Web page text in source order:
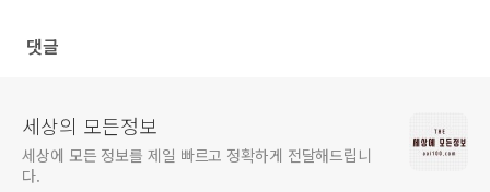
댓글
세상의 모든정보
세상에 모든 정보를 제일 빠르고 정확하게 전달해드립니
다.